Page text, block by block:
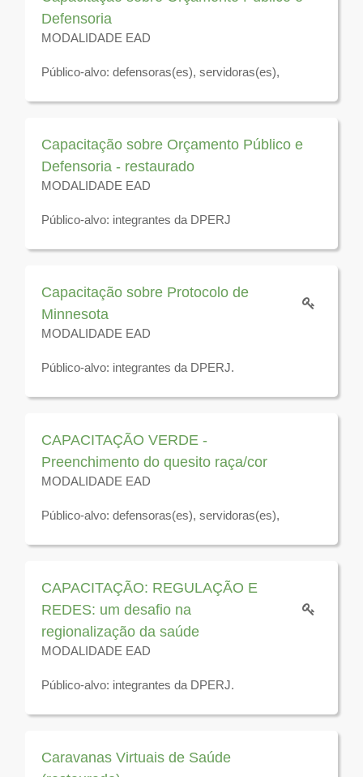
Defensoria
MODALIDADE EAD
Público-alvo: defensoras(es), servidoras(es),
Pública do Estado do Rio de Janeiro.
Disponível para visualização até 31 de dezembro de
Capacitação sobre Orçamento Público e
Defensoria - restaurado
MODALIDADE EAD
Público-alvo: integrantes da DPERJ
Disponível para visualização até 31 de dezembro de
Capacitação sobre Protocolo de
Minnesota
MODALIDADE EAD
Público-alvo: integrantes da DPERJ.
Disponível para visualização até 31 de dezembro de
CAPACITAÇÃO VERDE -
Preenchimento do quesito raça/cor
MODALIDADE EAD
Público-alvo: defensoras(es), servidoras(es),
Pública do Estado do Rio de Janeiro.
Disponível para visualização até o dia 31 de
CAPACITAÇÃO: REGULAÇÃO E
REDES: um desafio na
regionalização da saúde
MODALIDADE EAD
Público-alvo: integrantes da DPERJ.
Disponível para visualização até 31 de dezembro de
Caravanas Virtuais de Saúde